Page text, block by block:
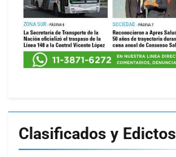
Clasificados y Edictos